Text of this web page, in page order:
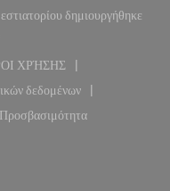
δημιουργήθηκε
((ανοίγει σε νέο παράθυρο))
παράθυρο))
ΧΡΉΣΗΣ
((ανοίγει σε νέο
δεδομένων
σε νέο παράθυρο))
παράθυρο))
Προσβασιμότητα
((ανοίγει σε νέο